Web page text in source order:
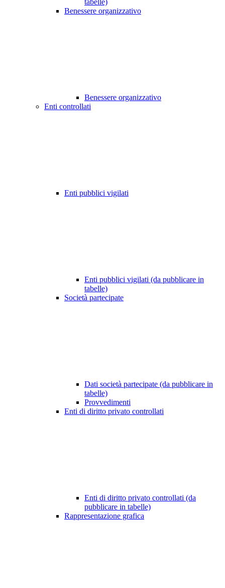
tabelle)
Benessere organizzativo
Benessere organizzativo
Enti controllati
Enti pubblici vigilati
Enti pubblici vigilati (da pubblicare in
tabelle)
Società partecipate
Dati società partecipate (da pubblicare in
tabelle)
Provvedimenti
Enti di diritto privato controllati
Enti di diritto privato controllati (da
pubblicare in tabelle)
Rappresentazione grafica